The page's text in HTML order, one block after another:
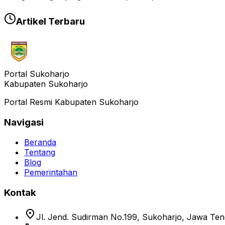
Artikel Terbaru
Portal Sukoharjo
Kabupaten Sukoharjo
Portal Resmi Kabupaten Sukoharjo
Navigasi
Beranda
Tentang
Blog
Pemerintahan
Kontak
location_on Jl. Jend. Sudirman No.199, Sukoharjo, Jawa